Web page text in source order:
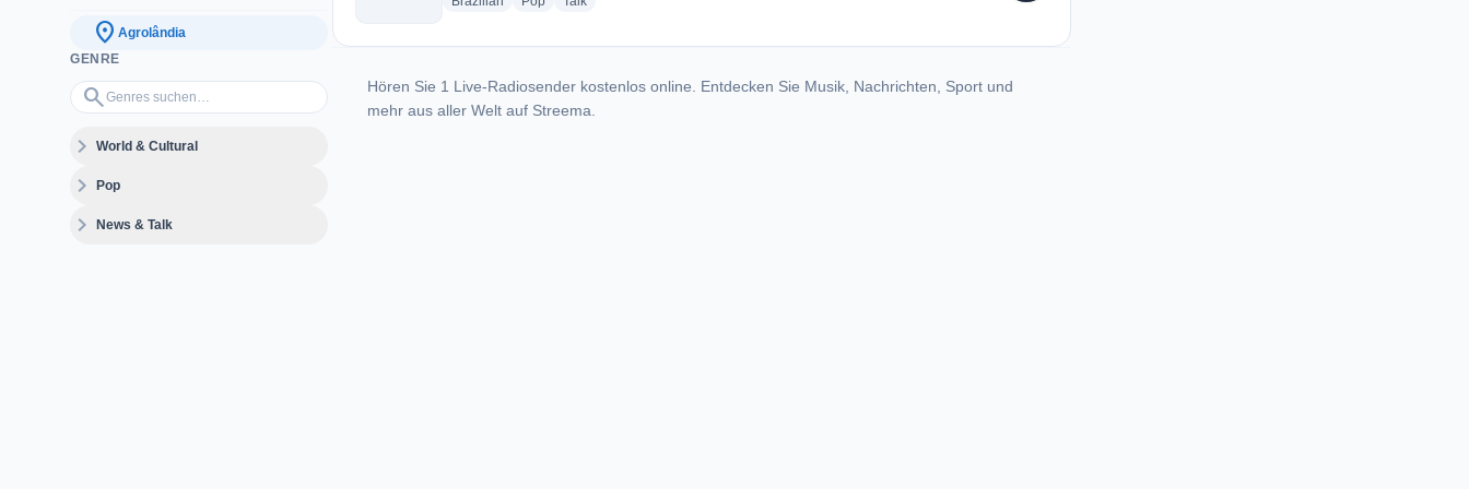
location_on Agrolândia
GENRE
search
Genres suchen…
expand_moreWorld & Cultural
expand_morePop
expand_moreNews & Talk
Hören Sie 1 Live-Radiosender kostenlos online. Entdecken Sie Musik, Nachrichten, Sport und
mehr aus aller Welt auf Streema.